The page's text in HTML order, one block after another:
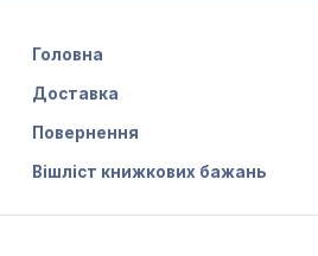
Головна
Доставка
Повернення
Вішліст книжкових бажань